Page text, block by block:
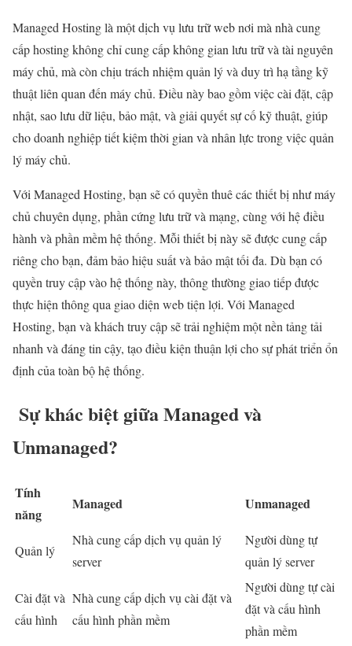
Managed Hosting là một dịch vụ lưu trữ web nơi mà nhà cung
cấp hosting không chỉ cung cấp không gian lưu trữ và tài nguyên
máy chủ, mà còn chịu trách nhiệm quản lý và duy trì hạ tầng kỹ
thuật liên quan đến máy chủ. Điều này bao gồm việc cài đặt, cập
nhật, sao lưu dữ liệu, bảo mật, và giải quyết sự cố kỹ thuật, giúp
cho doanh nghiệp tiết kiệm thời gian và nhân lực trong việc quản
lý máy chủ.
Với Managed Hosting, bạn sẽ có quyền thuê các thiết bị như máy
chủ chuyên dụng, phần cứng lưu trữ và mạng, cùng với hệ điều
hành và phần mềm hệ thống. Mỗi thiết bị này sẽ được cung cấp
riêng cho bạn, đảm bảo hiệu suất và bảo mật tối đa. Dù bạn có
quyền truy cập vào hệ thống này, thông thường giao tiếp được
thực hiện thông qua giao diện web tiện lợi. Với Managed
Hosting, bạn và khách truy cập sẽ trải nghiệm một nền tảng tải
nhanh và đáng tin cậy, tạo điều kiện thuận lợi cho sự phát triển ổn
định của toàn bộ hệ thống.
Sự khác biệt giữa Managed và
Unmanaged?
Tính
năng
Managed Unmanaged
Quản lý
Nhà cung cấp dịch vụ quản lý
server
Người dùng tự
quản lý server
Cài đặt và
cấu hình
Nhà cung cấp dịch vụ cài đặt và
cấu hình phần mềm
Người dùng tự cài
đặt và cấu hình
phần mềm